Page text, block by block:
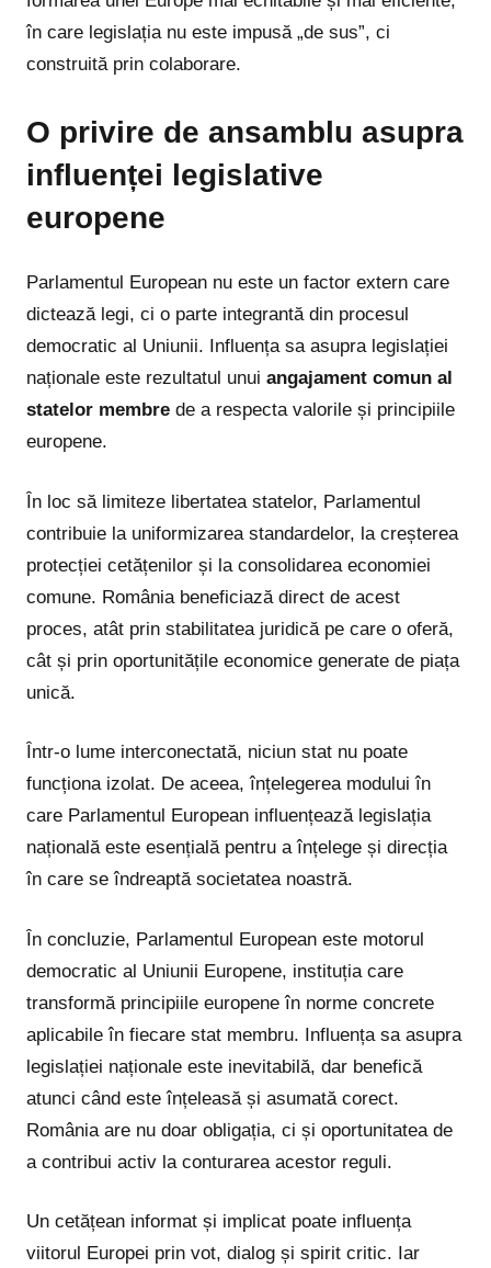
în care legislația nu este impusă „de sus”, ci
construită prin colaborare.
O privire de ansamblu asupra
influenței legislative
europene
Parlamentul European nu este un factor extern care
dictează legi, ci o parte integrantă din procesul
democratic al Uniunii. Influența sa asupra legislației
naționale este rezultatul unui angajament comun al
statelor membre de a respecta valorile și principiile
europene.
În loc să limiteze libertatea statelor, Parlamentul
contribuie la uniformizarea standardelor, la creșterea
protecției cetățenilor și la consolidarea economiei
comune. România beneficiază direct de acest
proces, atât prin stabilitatea juridică pe care o oferă,
cât și prin oportunitățile economice generate de piața
unică.
Într-o lume interconectată, niciun stat nu poate
funcționa izolat. De aceea, înțelegerea modului în
care Parlamentul European influențează legislația
națională este esențială pentru a înțelege și direcția
în care se îndreaptă societatea noastră.
În concluzie, Parlamentul European este motorul
democratic al Uniunii Europene, instituția care
transformă principiile europene în norme concrete
aplicabile în fiecare stat membru. Influența sa asupra
legislației naționale este inevitabilă, dar benefică
atunci când este înțeleasă și asumată corect.
România are nu doar obligația, ci și oportunitatea de
a contribui activ la conturarea acestor reguli.
Un cetățean informat și implicat poate influența
viitorul Europei prin vot, dialog și spirit critic. Iar